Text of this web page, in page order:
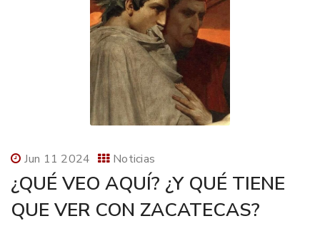
Jun 11 2024 Noticias
¿QUÉ VEO AQUÍ? ¿Y QUÉ TIENE
QUE VER CON ZACATECAS?